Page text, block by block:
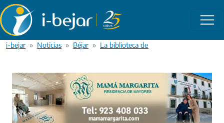
Pasar al contenido principal
i-bejar Noticias Béjar La biblioteca de Béjar celebra el Día